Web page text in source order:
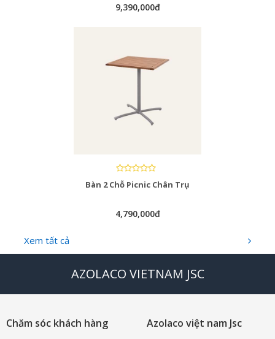
9,390,000đ
Bàn 2 Chỗ Picnic Chân Trụ
4,790,000đ
Xem tất cả
AZOLACO VIETNAM JSC
Chăm sóc khách hàng Azolaco việt nam Jsc